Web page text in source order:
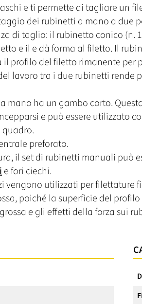
e ti permette di tagliare un
dei rubinetti a mano a due
di taglio: il rubinetto conico (n.
e il e dà forma al filetto. Il
profilo del filetto rimanente per
lavoro tra i due rubinetti rende
mano ha un gambo corto.
e può essere utilizzato
preforato.
il set di rubinetti manuali può
e fori ciechi.
vengono utilizzati per filettature
poiché la superficie del
grossa e gli effetti della forza sui